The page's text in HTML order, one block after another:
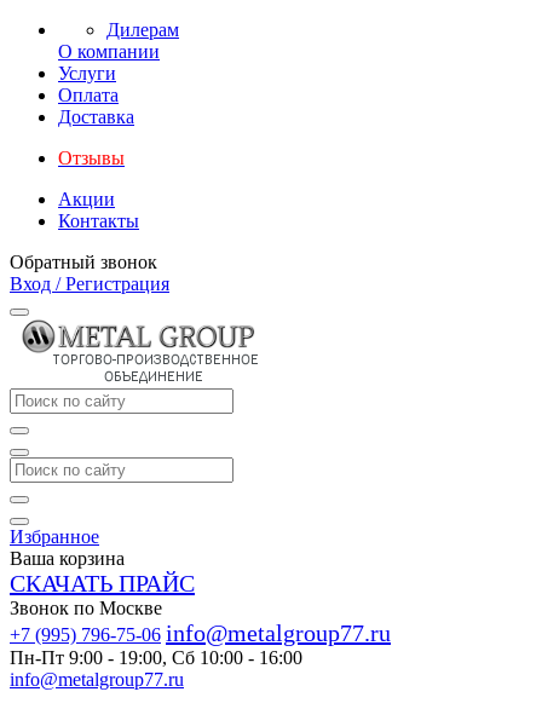
Дилерам
О компании
Услуги
Оплата
Доставка
Отзывы
Акции
Контакты
Обратный звонок
Вход / Регистрация
Избранное
Ваша корзина
СКАЧАТЬ ПРАЙС
Звонок по Москве
+7 (995) 796-75-06 info@metalgroup77.ru
Пн-Пт 9:00 - 19:00, Сб 10:00 - 16:00
info@metalgroup77.ru